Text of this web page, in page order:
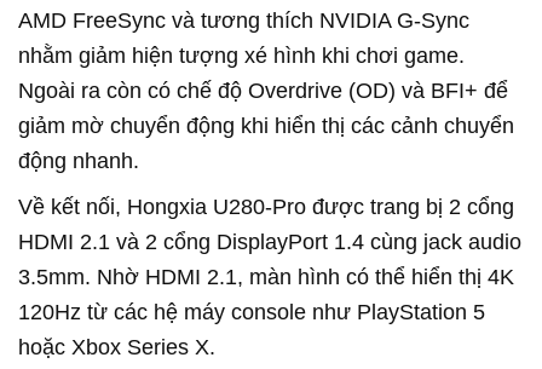
AMD FreeSync và tương thích NVIDIA G-Sync
nhằm giảm hiện tượng xé hình khi chơi game.
Ngoài ra còn có chế độ Overdrive (OD) và BFI+ để
giảm mờ chuyển động khi hiển thị các cảnh chuyển
động nhanh.
Về kết nối, Hongxia U280-Pro được trang bị 2 cổng
HDMI 2.1 và 2 cổng DisplayPort 1.4 cùng jack audio
3.5mm. Nhờ HDMI 2.1, màn hình có thể hiển thị 4K
120Hz từ các hệ máy console như PlayStation 5
hoặc Xbox Series X.